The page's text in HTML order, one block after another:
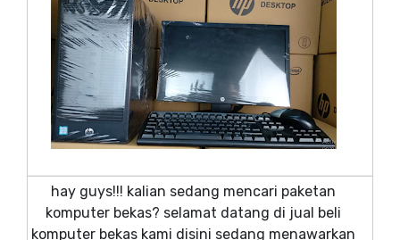
hay guys!!! kalian sedang mencari paketan
komputer bekas? selamat datang di jual beli
komputer bekas kami disini sedang menawarkan